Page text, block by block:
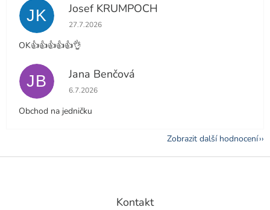
JK Josef KRUMPOCH
Hodnocení obchodu je 5 z 5 hvězdiček.
27.7.2026
OK👍👍👍👍👍👌
JB Jana Benčová
Hodnocení obchodu je 5 z 5 hvězdiček.
6.7.2026
Obchod na jedničku
Zobrazit další hodnocení
Z
Kontakt